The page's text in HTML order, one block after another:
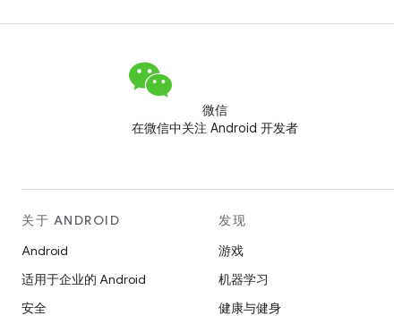
微信
在微信中关注 Android 开发者
关于 ANDROID
Android
适用于企业的 Android
安全
发现
游戏
机器学习
健康与健身